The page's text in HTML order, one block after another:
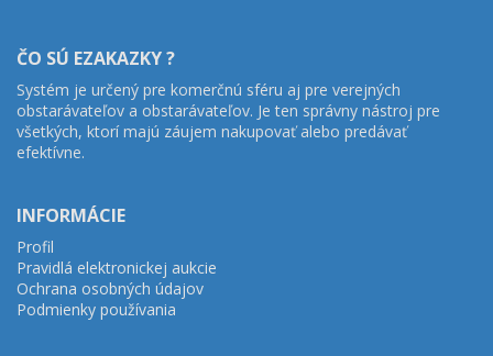
ČO SÚ EZAKAZKY ?
Systém je určený pre komerčnú sféru aj pre verejných
obstarávateľov a obstarávateľov. Je ten správny nástroj pre
všetkých, ktorí majú záujem nakupovať alebo predávať
efektívne.
INFORMÁCIE
Profil
Pravidlá elektronickej aukcie
Ochrana osobných údajov
Podmienky používania